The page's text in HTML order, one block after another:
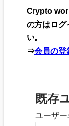
Crypto
の方はログ
い。
⇒会員の登
既存
ユーザー